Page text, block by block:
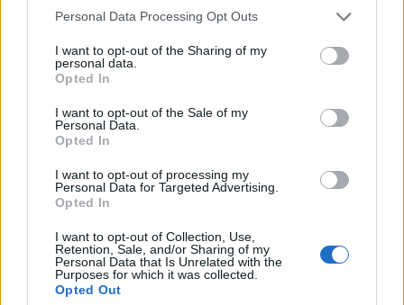
Please note that this website/app uses one or more Google
not limited to your visit or usage behaviour. You may click to
grant or deny consent to Google and its third-party tags to
use your data for below specified purposes in below Google
consent section.
Personal Data Processing Opt Outs
I want to opt-out of the Sharing of my
personal data.
Opted In
I want to opt-out of the Sale of my
Personal Data.
Opted In
I want to opt-out of processing my
Personal Data for Targeted Advertising.
Opted In
I want to opt-out of Collection, Use,
Retention, Sale, and/or Sharing of my
Personal Data that Is Unrelated with the
Purposes for which it was collected.
Opted Out
Στο Κολωνάκι, στον Άγιο Νικόλαο Κρήτης, στη Μύκονο
αντικειμενικές αξίες των ακινήτων, εξέλιξη που
εκτινάσσει στα ύψη όλους τους φόρους που συνδέονται
ΕΝΦΙΑ. Για παράδειγμα, στην ακριβότερη περιοχή του
Κολωνακίου, για διαμέρισμα 120 τ.μ. 2ου ορόφου, ο
ΕΝΦΙΑκαι ο συμπληρωματικός φόρος ήταν το 2017